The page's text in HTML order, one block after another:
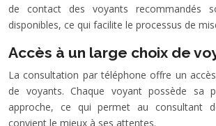
de contact des voyants recommandés
disponibles, ce qui facilite le processus de
Accès à un large choix de
La consultation par téléphone offre un
de voyants. Chaque voyant possède sa
approche, ce qui permet au consultant
convient le mieux à ses attentes.